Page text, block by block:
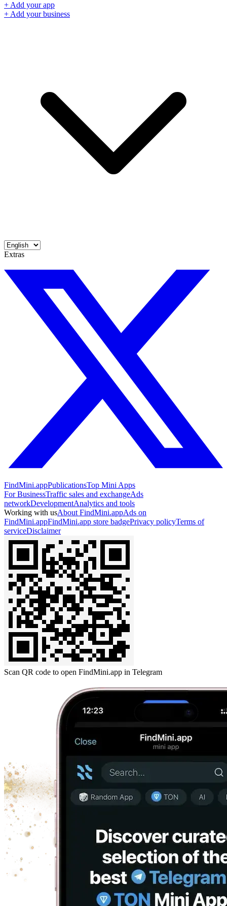
+ Add your app
+ Add your business
Extras
FindMini.appPublicationsTop Mini Apps
For BusinessTraffic sales and exchangeAds
networkDevelopmentAnalytics and tools
Working with usAbout FindMini.appAds on
FindMini.appFindMini.app store badgePrivacy policyTerms of
serviceDisclaimer
Scan QR code to open FindMini.app in Telegram